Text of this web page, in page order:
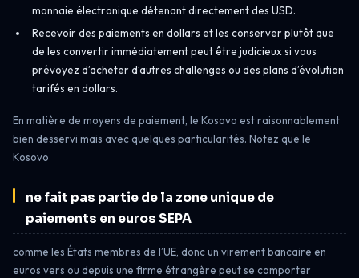
monnaie électronique détenant directement des USD.
Recevoir des paiements en dollars et les conserver plutôt que
de les convertir immédiatement peut être judicieux si vous
prévoyez d’acheter d’autres challenges ou des plans d’évolution
tarifés en dollars.
En matière de moyens de paiement, le Kosovo est raisonnablement
bien desservi mais avec quelques particularités. Notez que le
Kosovo
ne fait pas partie de la zone unique de
paiements en euros SEPA
comme les États membres de l’UE, donc un virement bancaire en
euros vers ou depuis une firme étrangère peut se comporter